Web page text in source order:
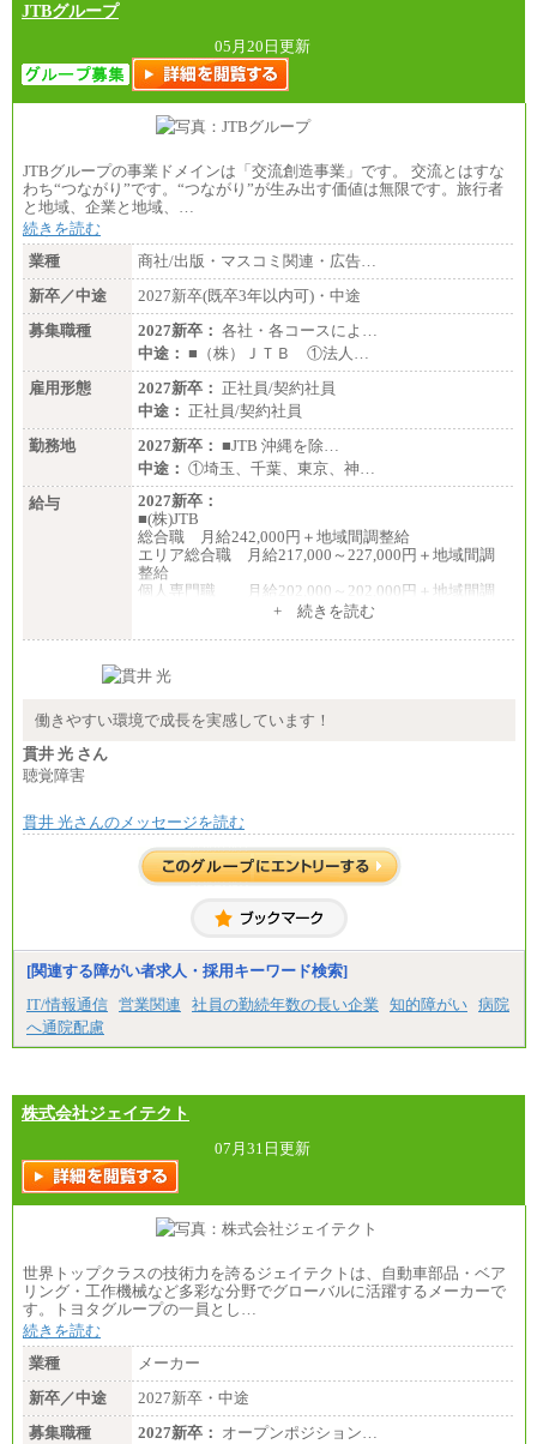
JTBグループ
05月20日更新
JTBグループの事業ドメインは「交流創造事業」です。 交流とはすな
わち“つながり”です。“つながり”が生み出す価値は無限です。旅行者
と地域、企業と地域、…
続きを読む
業種
商社/出版・マスコミ関連・広告…
新卒／中途
2027新卒(既卒3年以内可)・中途
募集職種
2027新卒： 各社・各コースによ…
中途： ■（株）ＪＴＢ ①法人…
雇用形態
2027新卒： 正社員/契約社員
中途： 正社員/契約社員
勤務地
2027新卒： ■JTB 沖縄を除…
中途： ①埼玉、千葉、東京、神…
給与
2027新卒：
■(株)JTB
総合職 月給242,000円＋地域間調整給
エリア総合職 月給217,000～227,000円＋地域間調
整給
個人専門職 月給202,000～202,000円＋地域間調
総合職 月給208,000～235,000円
※詳細はJTBキャリアサイトよりご確認ください。
総合職 月給220,000～230,000円＋地域間調整給
整給
※詳細はJTBキャリアサイトよりご確認ください。
■(株)JTBコミュニケーションデザイン
総合職 月給230,000円
みなし残業手当：20,000円（一律支給）※みなし
残業手当の残業時間は10.43時間。
間に応じて、時間外手当等を支給。
■（株）JTBグローバルマーケティング＆トラベル
訪日事業職 月給202,000～227,000円＋地域間調整
給
※詳細はJTBキャリアサイトよりご確認ください。
■(株)JTBビジネストランスフォーム
総合職 月給205,000～225,000円＋地域間調整給
※詳細はJTBキャリアサイトよりご確認ください。
■(株)JTBデータサービス ※2027年新卒募集終了
※詳細はJTBキャリアサイトよりご確認ください。
■I&Jデジタルイノベーション(株)
総合職 月給224,500～242,600円＋地域手当
※詳細はJTBキャリアサイトよりご確認ください。
+ 続きを読む
働きやすい環境で成長を実感しています！
貫井 光 さん
聴覚障害
貫井 光さんのメッセージを読む
[関連する障がい者求人・採用キーワード検索]
IT/情報通信 営業関連 社員の勤続年数の長い企業 知的障がい 病院
へ通院配慮
株式会社ジェイテクト
07月31日更新
世界トップクラスの技術力を誇るジェイテクトは、自動車部品・ベア
リング・工作機械など多彩な分野でグローバルに活躍するメーカーで
す。トヨタグループの一員とし…
続きを読む
業種
メーカー
新卒／中途
2027新卒・中途
募集職種
2027新卒： オープンポジション…